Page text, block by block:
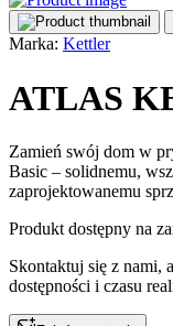
Marka: Kettler
ATLAS
Zamień swój dom w
Basic – solidnemu,
zaprojektowanemu
Produkt dostępny na
Skontaktuj się z nami,
dostępności i czasu